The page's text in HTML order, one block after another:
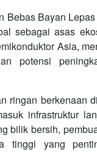
Bebas Bayan
sebagai asas
Asia,
potensi
ringan berkenaan
infrastruktur
bilik bersih,
tinggi yang